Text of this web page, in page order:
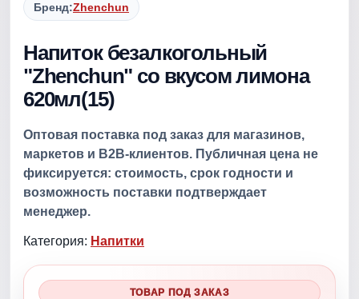
Бренд:Zhenchun
Напиток безалкогольный
"Zhenchun" со вкусом лимона
620мл(15)
Оптовая поставка под заказ для магазинов,
маркетов и B2B-клиентов. Публичная цена не
фиксируется: стоимость, срок годности и
возможность поставки подтверждает
менеджер.
Категория: Напитки
ТОВАР ПОД ЗАКАЗ